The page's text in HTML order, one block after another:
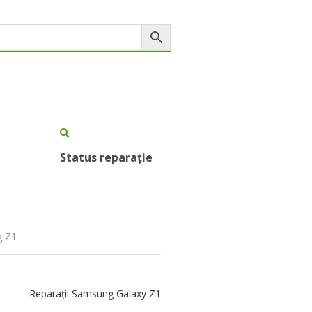
Status reparație
Z1
Reparații Samsung Galaxy Z1